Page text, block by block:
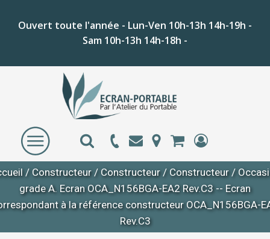
Ouvert toute l'année - Lun-Ven 10h-13h 14h-19h -
Sam 10h-13h 14h-18h -
/ Constructeur/ Constructeur/ Constructeur/
grade A. Ecran OCA_N156BGA-EA2 Rev.C3 -- Ecran
à la référence constructeur OCA_N156BGA-
Rev.C3